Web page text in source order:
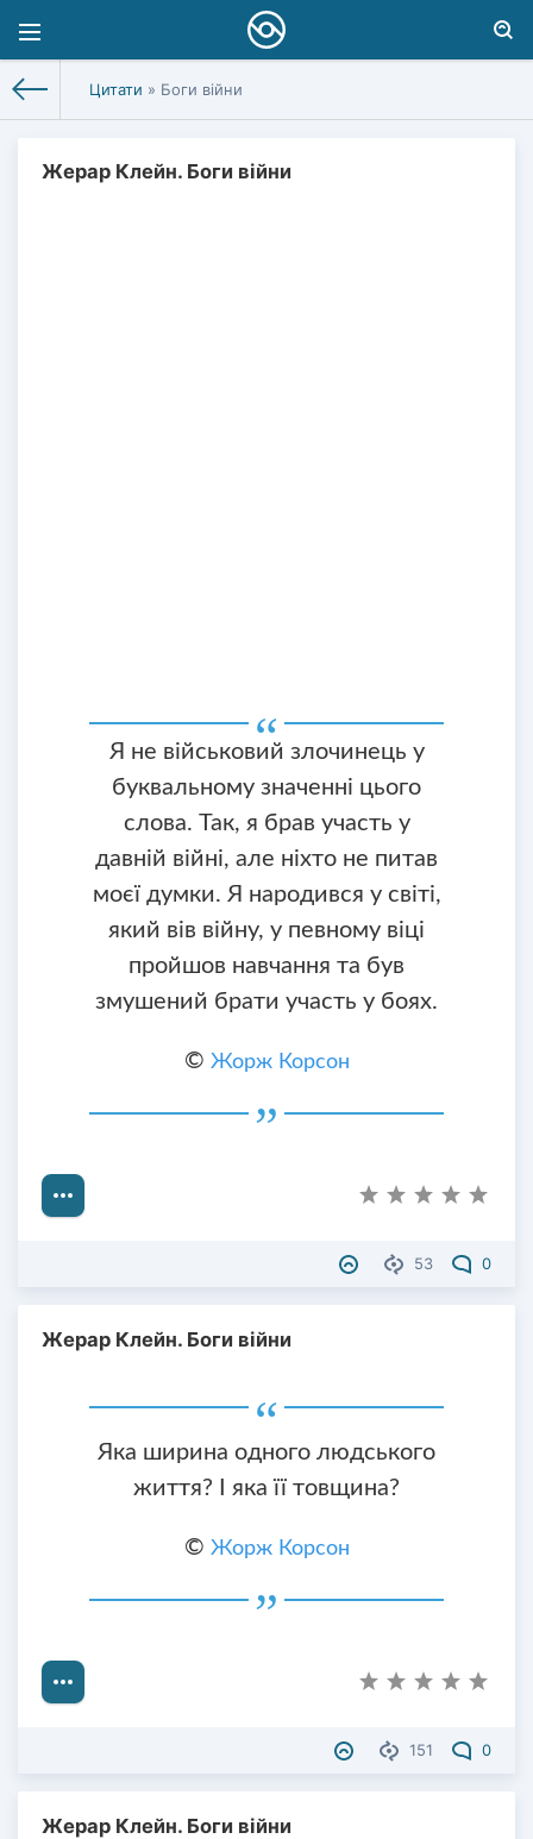
Цитати » Боги війни
Жерар Клейн. Боги війни
Я не військовий злочинець у
буквальному значенні цього
слова. Так, я брав участь у
давній війні, але ніхто не питав
моєї думки. Я народився у світі,
який вів війну, у певному віці
пройшов навчання та був
змушений брати участь у боях.
© Жорж Корсон
53 0
Жерар Клейн. Боги війни
Яка ширина одного людського
життя? І яка її товщина?
© Жорж Корсон
151 0
Жерар Клейн. Боги війни